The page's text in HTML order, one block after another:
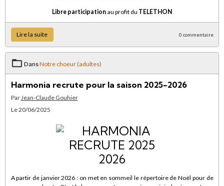
Libre participation au profit du TELETHON
Lire la suite 0 commentaire
DansNotre choeur (adultes)
Harmonia recrute pour la saison 2025-2026
Par Jean-Claude Gouhier
Le 20/06/2025
A partir de janvier 2026 : on met en sommeil le répertoire de Noël pour de